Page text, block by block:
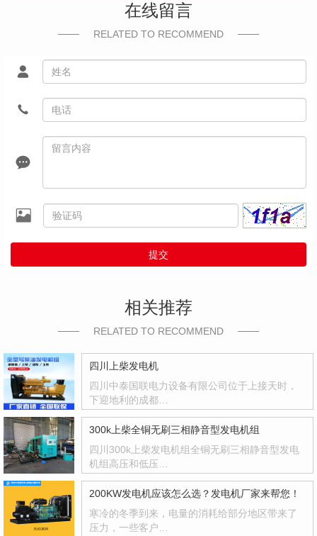
在线留言
RELATED TO RECOMMEND
提交
相关推荐
RELATED TO RECOMMEND
四川上柴发电机
四川中泰国联电力设备有限公司位于上接天时，
下迎地利的成都…
300k上柴全铜无刷三相静音型发电机组
四川300k上柴发电机组全铜无刷三相静音型发电
机组高压和低压…
200KW发电机应该怎么选？发电机厂家来帮您！
寒冷的冬季到来，电量的消耗给部分地区带来了
压力，一些客户…